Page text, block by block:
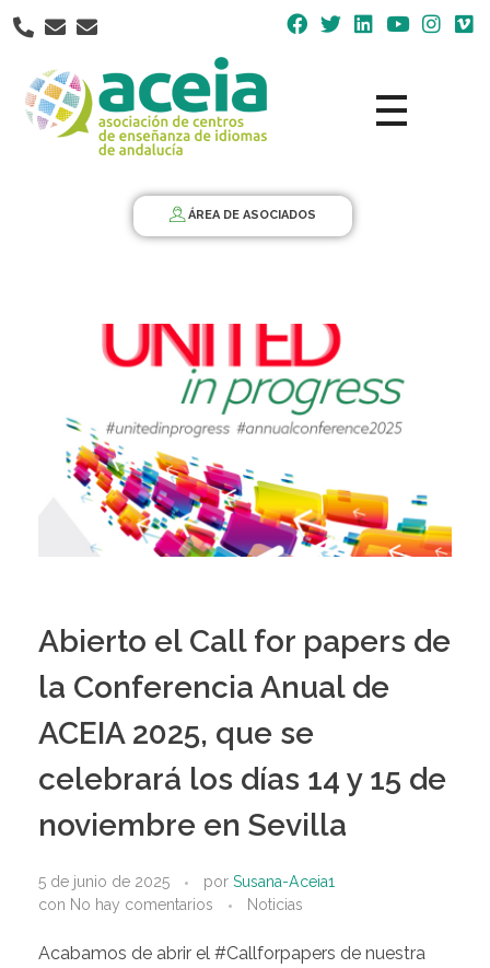
Nota:
este
web
incluye
ÁREA DE ASOCIADOS
Abierto el Call for papers de
la Conferencia Anual de
ACEIA 2025, que se
celebrará los días 14 y 15 de
noviembre en Sevilla
5 de junio de 2025 por Susana-Aceia1
con No hay comentarios Noticias
Acabamos de abrir el #Callforpapers de nuestra